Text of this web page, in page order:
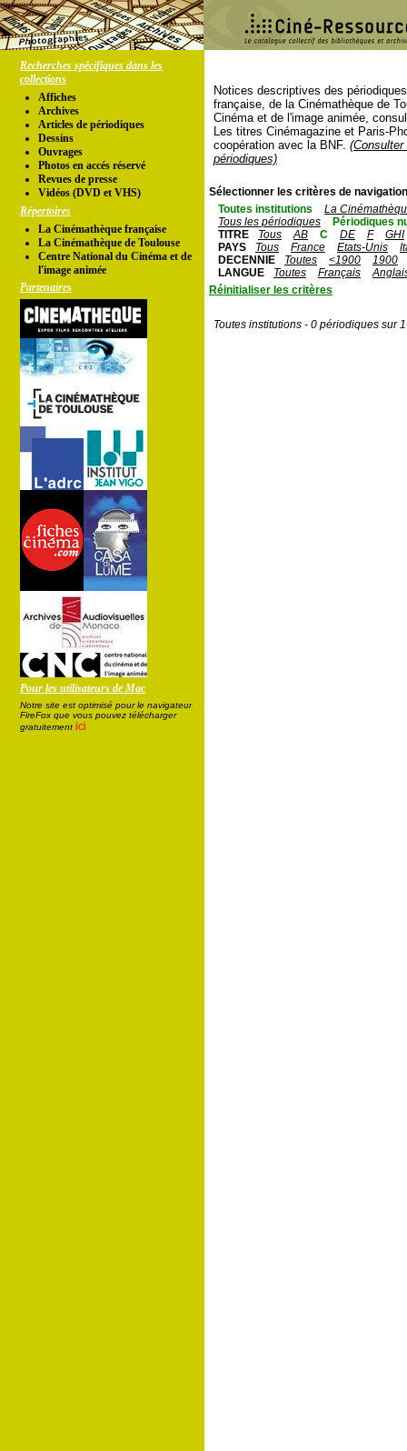
Recherches spécifiques dans les
collections
Affiches
Archives
Articles de périodiques
Dessins
Ouvrages
Photos en accés réservé
Revues de presse
Vidéos (DVD et VHS)
Répertoires
La Cinémathèque française
La Cinémathèque de Toulouse
Centre National du Cinéma et de
l'image animée
Partenaires
Pour les utilisateurs de Mac
Notre site est optimisé pour le navigateur
FireFox que vous pouvez télécharger
gratuitement ici
Notices descriptives des
française, de la Cinémathèque de
Cinéma et de l'image animée,
Les titres Cinémagazine et Paris-
coopération avec la BNF.
périodiques)
Sélectionner les critères de
Toutes institutions
La
Tous les périodiques
Périodiques
TITRE
Tous AB C DE F
GHI
PAYS
Tous France Etats-Unis
DECENNIE
Toutes <1900
1900
LANGUE
Toutes Français
Réinitialiser les critères
Toutes institutions - 0 périodiques sur